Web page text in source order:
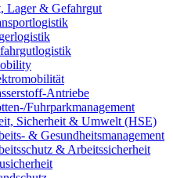
Lager & Gefahrgut
Antriebe
Fuhrparkmanagement
Sicherheit & Umwelt (HSE)
& Gesundheitsmanagement
& Arbeitssicherheit